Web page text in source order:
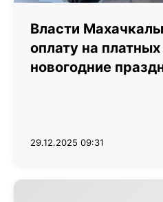
Власти
оплату на
новогодние
29.12.2025 09:31